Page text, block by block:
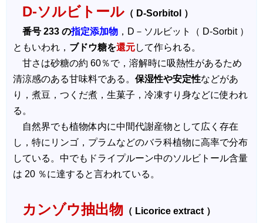
D-ソルビトール （ D-Sorbitol ）
番号 233 の指定添加物 ，D－ソルビット（ D-Sorbit ）
ともいわれ， ブドウ糖を還元して作られる。
甘さは砂糖の約 60％で，溶解時に吸熱性があるため
清涼感のある甘味料である。 保湿性や安定性などがあ
り，煮豆，つくだ煮，生菓子，冷凍すり身などに使われ
る。
自然界でも植物体内に中間代謝産物として広く存在
し，特にリンゴ，プラムなどのバラ科植物に高率で分布
している。中でもドライプルーン中のソルビトール含量
は 20 ％に達すると言われている。
カンゾウ抽出物 （ Licorice extract ）